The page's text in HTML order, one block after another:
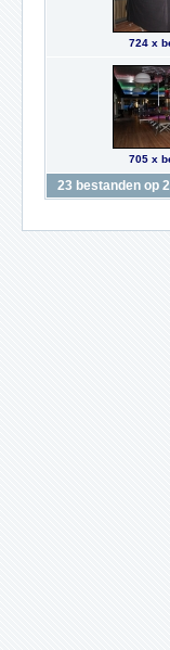
724 x
705 x
23 bestanden op